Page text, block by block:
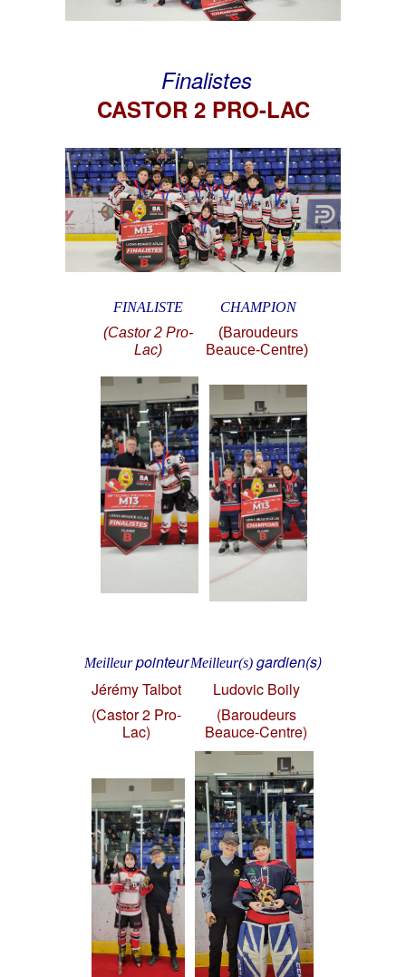
Finalistes
CASTOR 2 PRO-LAC
FINALISTE
(Castor 2 Pro-
Lac)
CHAMPION
(Baroudeurs
Beauce-Centre)
MeilleurpointeurMeilleur(s) gardien(s)
Jérémy Talbot
(Castor 2 Pro-
Lac)
Ludovic Boily
(Baroudeurs
Beauce-Centre)